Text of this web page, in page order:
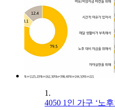
1.
4050 1인 가구 ‘노